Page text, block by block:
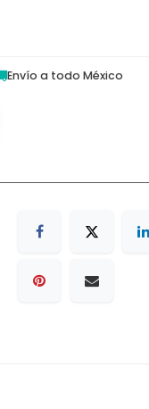
Envío a todo México